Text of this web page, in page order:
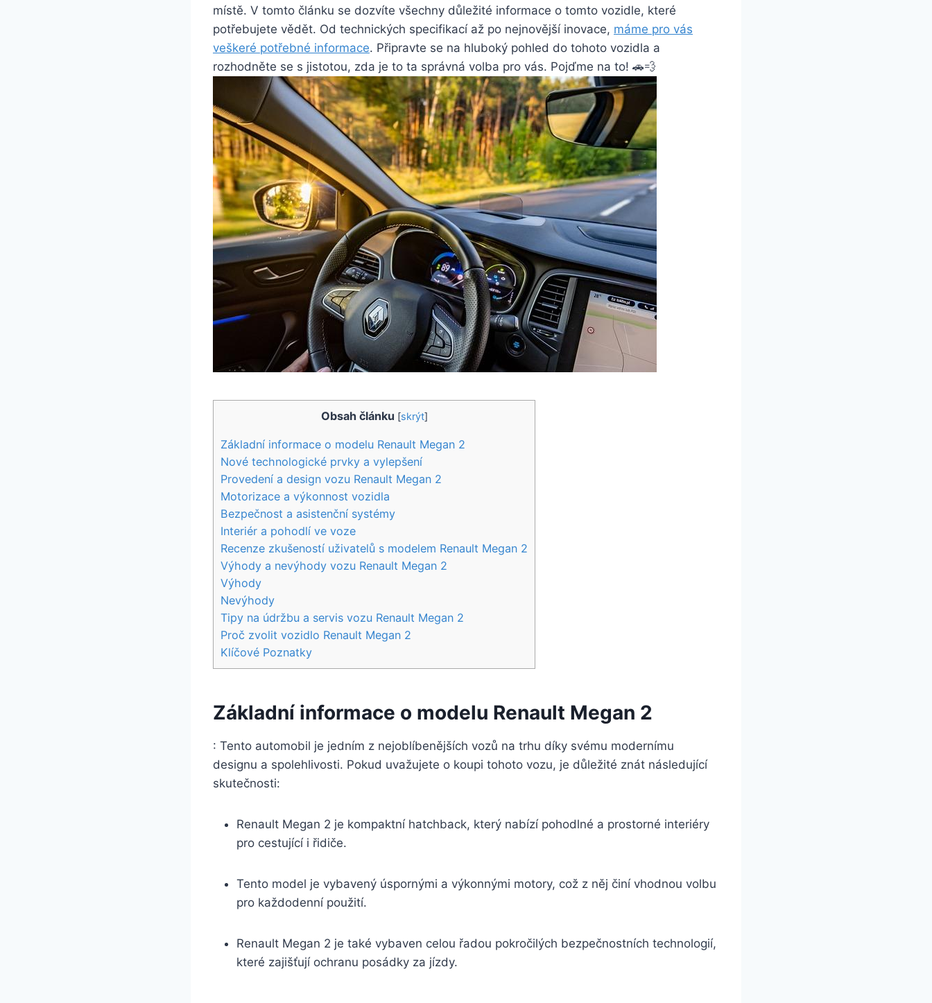
místě. V tomto článku se dozvíte všechny důležité informace o tomto vozidle, které
potřebujete vědět. Od technických specifikací až po nejnovější inovace, máme pro vás
veškeré potřebné informace. Připravte se na hluboký pohled do tohoto vozidla a
rozhodněte se s jistotou, zda je to ta správná volba pro vás. Pojďme na to! 🚗💨
Obsah článku [skrýt]
Základní informace o modelu Renault Megan 2
Nové technologické prvky a vylepšení
Provedení a design vozu Renault Megan 2
Motorizace a výkonnost vozidla
Bezpečnost a asistenční systémy
Interiér a pohodlí ve voze
Recenze zkušeností uživatelů s modelem Renault Megan 2
Výhody a nevýhody vozu Renault Megan 2
Výhody
Nevýhody
Tipy na údržbu a servis vozu Renault Megan 2
Proč zvolit vozidlo Renault Megan 2
Klíčové Poznatky
Základní informace o modelu Renault Megan 2
: Tento automobil je jedním z nejoblíbenějších vozů na trhu díky svému modernímu
designu a spolehlivosti. Pokud uvažujete o koupi tohoto vozu, je důležité znát následující
skutečnosti:
Renault Megan 2 je kompaktní hatchback, který nabízí pohodlné a prostorné interiéry
pro cestující i řidiče.
Tento model je vybavený úspornými a výkonnými motory, což z něj činí vhodnou volbu
pro každodenní použití.
Renault Megan 2 je také vybaven celou řadou pokročilých bezpečnostních technologií,
které zajišťují ochranu posádky za jízdy.